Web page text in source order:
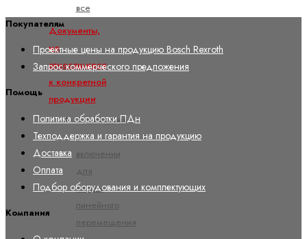
все
Документы,
не
относящиеся
к конкретной
продукции
Декларация
о
включении
для
систем
линейного
перемещения
Покупателям
Проектные цены на продукцию Bosch Rexroth
Запрос коммерческого предложения
Помощь
Политика обработки ПДн
Техподдержка и гарантия на продукцию
Доставка
Оплата
Подбор оборудования и комплектующих
Компания